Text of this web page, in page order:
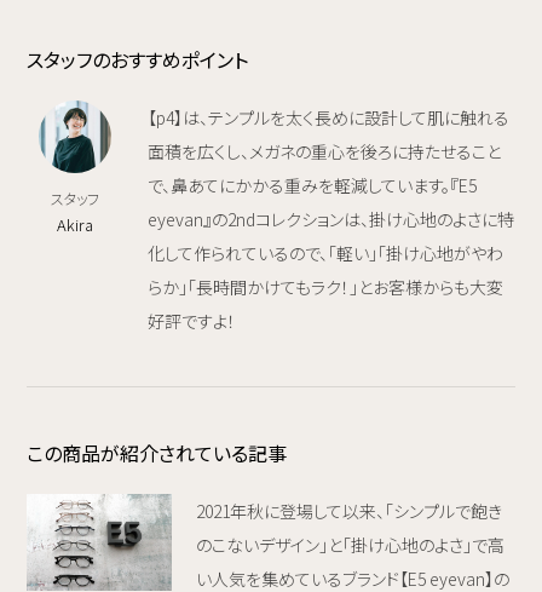
スタッフのおすすめポイント
スタッフ
Akira
【p4】は、テンプルを太く長めに設計して肌に触れる
面積を広くし、メガネの重心を後ろに持たせること
で、鼻あてにかかる重みを軽減しています。『E5
eyevan』の2ndコレクションは、掛け心地のよさに特
化して作られているので、「軽い」「掛け心地がやわ
らか」「長時間かけてもラク！」とお客様からも大変
好評ですよ！
この商品が紹介されている記事
2021年秋に登場して以来、「シンプルで飽き
のこないデザイン」と「掛け心地のよさ」で高
い人気を集めているブランド【E5 eyevan】の